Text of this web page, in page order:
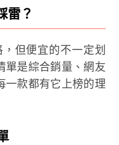
雷？
但便宜的不一定划
單是綜合銷量、網友
一款都有它上榜的理